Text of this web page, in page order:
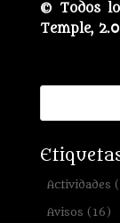
© Todos
Temple,
Actividades
Avisos (16)